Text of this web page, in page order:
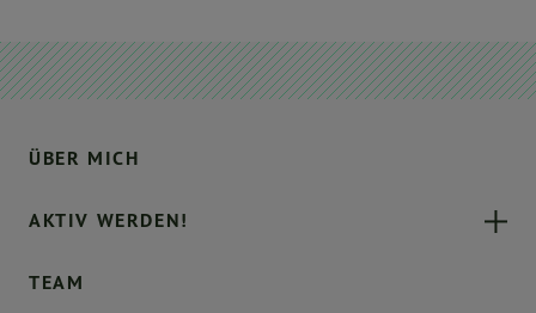
ÜBER MICH
AKTIV WERDEN!
TEAM